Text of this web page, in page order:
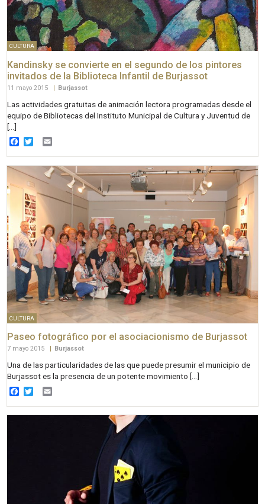
CULTURA
Kandinsky se convierte en el segundo de los pintores
invitados de la Biblioteca Infantil de Burjassot
11 mayo 2015 | Burjassot
Las actividades gratuitas de animación lectora programadas desde el
equipo de Bibliotecas del Instituto Municipal de Cultura y Juventud de
[…]
Facebook
Twitter
CULTURA
Paseo fotográfico por el asociacionismo de Burjassot
7 mayo 2015 Burjassot
Una de las particularidades de las que puede presumir el municipio de
Burjassot es la presencia de un potente movimiento […]
Facebook
Twitter